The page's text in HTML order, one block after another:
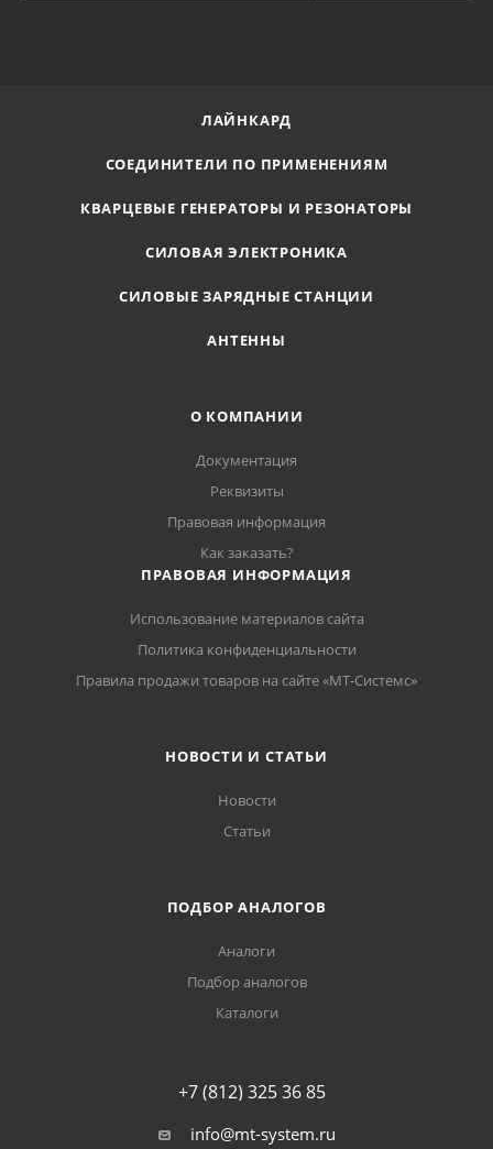
ЛАЙНКАРД
СОЕДИНИТЕЛИ ПО ПРИМЕНЕНИЯМ
КВАРЦЕВЫЕ ГЕНЕРАТОРЫ И РЕЗОНАТОРЫ
СИЛОВАЯ ЭЛЕКТРОНИКА
СИЛОВЫЕ ЗАРЯДНЫЕ СТАНЦИИ
АНТЕННЫ
О КОМПАНИИ
Документация
Реквизиты
Правовая информация
Как заказать?
ПРАВОВАЯ ИНФОРМАЦИЯ
Использование материалов сайта
Политика конфиденциальности
Правила продажи товаров на сайте «МТ-Системс»
НОВОСТИ И СТАТЬИ
Новости
Статьи
ПОДБОР АНАЛОГОВ
Аналоги
Подбор аналогов
Каталоги
+7 (812) 325 36 85
info@mt-system.ru